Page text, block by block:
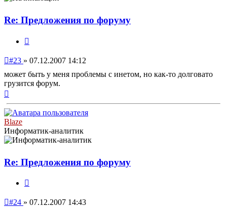
Re: Предложения по форуму
Непрочитанное
#23 » 07.12.2007 14:12
может быть у меня проблемы с инетом, но как-то долговато
грузится форум.
началу
Blaze
Информатик-аналитик
Re: Предложения по форуму
Непрочитанное
#24 » 07.12.2007 14:43